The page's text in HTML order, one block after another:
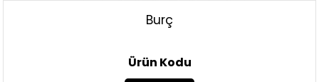
Burç
Ürün Kodu